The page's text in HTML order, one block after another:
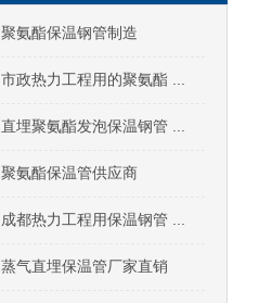
聚氨酯保温钢管制造
市政热力工程用的聚氨酯 ...
直埋聚氨酯发泡保温钢管 ...
聚氨酯保温管供应商
成都热力工程用保温钢管 ...
蒸气直埋保温管厂家直销